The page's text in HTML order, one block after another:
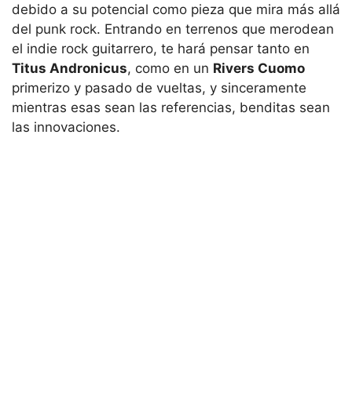
debido a su potencial como pieza que mira más allá
del punk rock. Entrando en terrenos que merodean
el indie rock guitarrero, te hará pensar tanto en
Titus Andronicus, como en un Rivers Cuomo
primerizo y pasado de vueltas, y sinceramente
mientras esas sean las referencias, benditas sean
las innovaciones.